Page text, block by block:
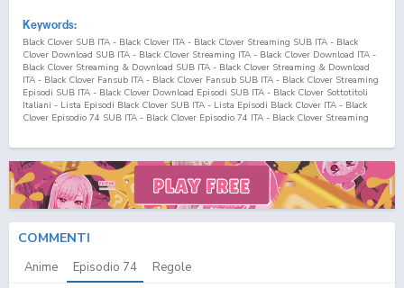
Keywords:
Black Clover SUB ITA - Black Clover ITA - Black Clover Streaming SUB ITA - Black
Clover Download SUB ITA - Black Clover Streaming ITA - Black Clover Download ITA -
Black Clover Streaming & Download SUB ITA - Black Clover Streaming & Download
ITA - Black Clover Fansub ITA - Black Clover Fansub SUB ITA - Black Clover Streaming
Episodi SUB ITA - Black Clover Download Episodi SUB ITA - Black Clover Sottotitoli
Italiani - Lista Episodi Black Clover SUB ITA - Lista Episodi Black Clover ITA - Black
Clover Episodio 74 SUB ITA - Black Clover Episodio 74 ITA - Black Clover Streaming
COMMENTI
Anime Episodio 74 Regole